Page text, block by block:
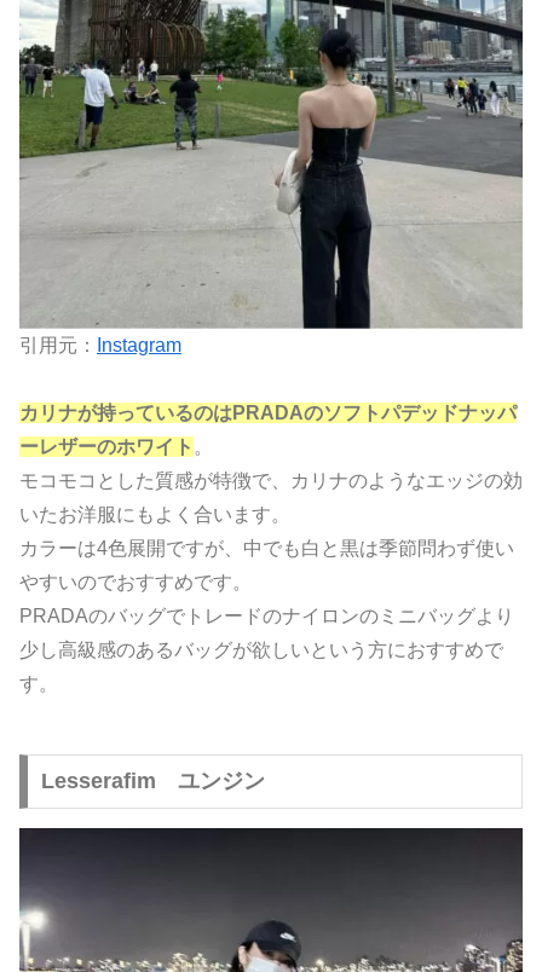
引用元： Instagram
カリナが持っているのはPRADAのソフトパデッドナッパ
ーレザーのホワイト 。
モコモコとした質感が特徴で、カリナのようなエッジの効
いたお洋服にもよく合います。
カラーは4色展開ですが、中でも白と黒は季節問わず使い
やすいのでおすすめです。
PRADAのバッグでトレードのナイロンのミニバッグより
少し高級感のあるバッグが欲しいという方におすすめで
す。
Lesserafim ユンジン